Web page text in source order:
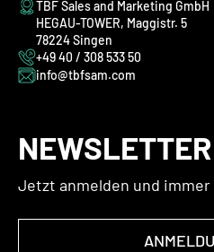
TBF Sales and Marketing GmbH
HEGAU-TOWER, Maggistr. 5
78224 Singen
+49 40 / 308 533 50
info@tbfsam.com
NEWSLETTER
Jetzt anmelden und